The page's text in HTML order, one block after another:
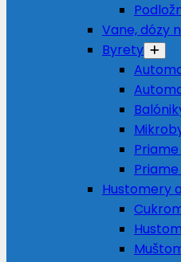
Vane, dózy
Byrety
Hustomery